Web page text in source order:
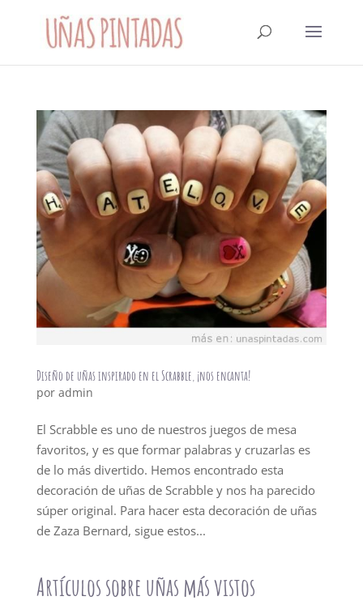
Diseño de uñas inspirado en el Scrabble, ¡nos encanta!
por admin
El Scrabble es uno de nuestros juegos de mesa
favoritos, y es que formar palabras y cruzarlas es
de lo más divertido. Hemos encontrado esta
decoración de uñas de Scrabble y nos ha parecido
súper original. Para hacer esta decoración de uñas
de Zaza Bernard, sigue estos...
Artículos sobre uñas más vistos